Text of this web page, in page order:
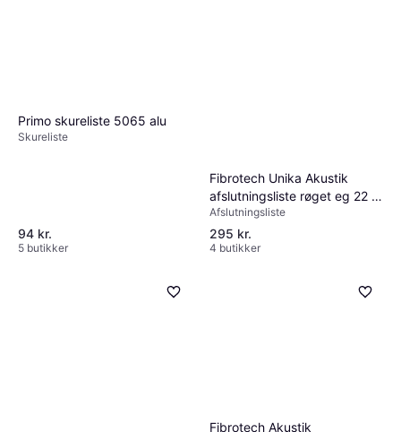
Primo skureliste 5065 alu
Skureliste
94 kr.
5 butikker
Fibrotech Unika Akustik
afslutningsliste røget eg 22 x
25 x 3000 mm 2 stk
Afslutningsliste
295 kr.
4 butikker
Fibrotech Akustik